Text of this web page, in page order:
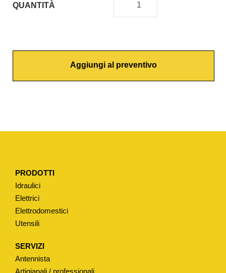
QUANTITÀ
P
S
N
C
C
O
P
R
Z
Aggiungi al preventivo
PRODOTTI
Idraulici
Elettrici
Elettrodomestici
Utensili
SERVIZI
Antennista